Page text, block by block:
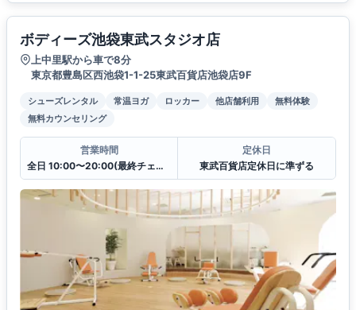
ボディーズ池袋東武スタジオ店
上中里駅から車で8分
東京都豊島区西池袋1-1-25東武百貨店池袋店9F
シューズレンタル 常温ヨガ ロッカー 他店舗利用
無料体験
無料カウンセリング
営業時間
全日 10:00〜20:00(最終チェックイン19:30)
定休日
東武百貨店定休日に準ずる